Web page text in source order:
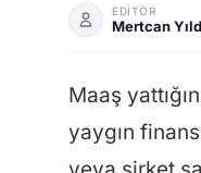
EDİTÖR
Mertcan
Maaş
yaygın